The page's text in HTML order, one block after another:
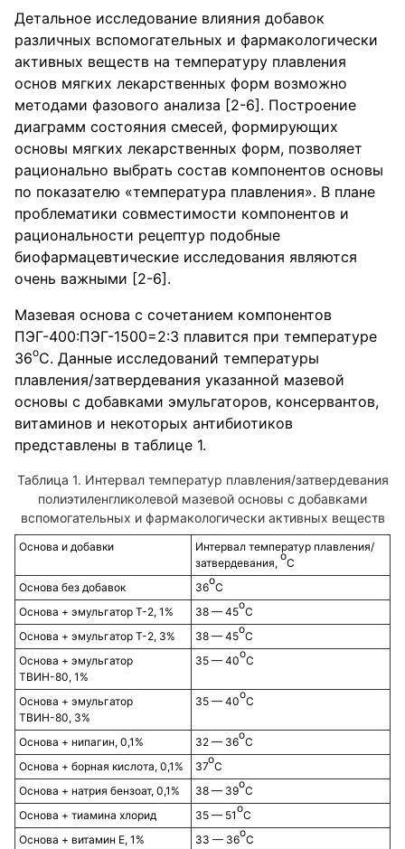
Детальное исследование влияния добавок
различных вспомогательных и фармакологически
активных веществ на температуру плавления
основ мягких лекарственных форм возможно
методами фазового анализа [2-6]. Построение
диаграмм состояния смесей, формирующих
основы мягких лекарственных форм, позволяет
рационально выбрать состав компонентов основы
по показателю «температура плавления». В плане
проблематики совместимости компонентов и
рациональности рецептур подобные
биофармацевтические исследования являются
очень важными [2-6].
Мазевая основа с сочетанием компонентов
ПЭГ-400:ПЭГ-1500=2:3 плавится при температуре
36оС. Данные исследований температуры
плавления/затвердевания указанной мазевой
основы с добавками эмульгаторов, консервантов,
витаминов и некоторых антибиотиков
представлены в таблице 1.
Таблица 1. Интервал температур плавления/затвердевания
полиэтиленгликолевой мазевой основы с добавками
вспомогательных и фармакологически активных веществ
Основа и добавки
Интервал температур плавления/
затвердевания,
о
С
Основа без добавок
36
о
С
Основа + эмульгатор Т-2, 1%
38 — 45
о
С
Основа + эмульгатор Т-2, 3%
38 — 45
о
С
Основа + эмульгатор
ТВИН-80, 1%
35 — 40
о
С
Основа + эмульгатор
ТВИН-80, 3%
35 — 40
о
С
Основа + нипагин, 0,1% 32 — 36
о
С
Основа + борная кислота, 0,1%
37
о
С
Основа + натрия бензоат, 0,1%
38 — 39
о
С
Основа + тиамина хлорид
35 — 51
о
С
Основа + витамин Е, 1%
33 — 36
о
С